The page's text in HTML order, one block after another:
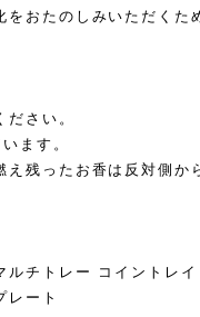
おたのしみいただくた
さい。
ます。
残ったお香は反対側か
チトレー コイントレ
レート